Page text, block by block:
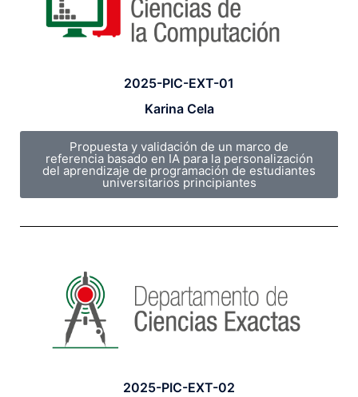
2025-PIC-EXT-01
Karina Cela
Propuesta y validación de un marco de
referencia basado en IA para la personalización
del aprendizaje de programación de estudiantes
universitarios principiantes
2025-PIC-EXT-02